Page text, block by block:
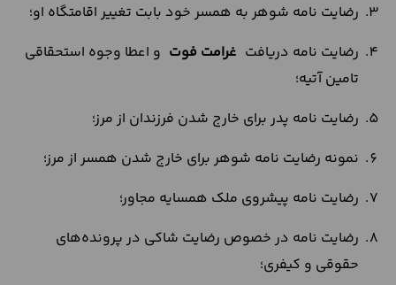
رضایت نامه شوهر به همسر خود بابت تغییر اقامتگاه او؛
رضایت نامه دریافت غرامت فوت و اعطا وجوه استحقاقی
تامین آتیه؛
رضایت نامه پدر برای خارج شدن فرزندان از مرز؛
نمونه رضایت نامه شوهر برای خارج شدن همسر از مرز؛
رضایت نامه پیشروی ملک همسایه مجاور؛
رضایت نامه در خصوص رضایت شاکی در پرونده‌های
حقوقی و کیفری؛